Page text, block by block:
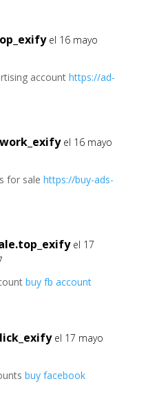
el 16 mayo
account https://ad-
el 16 mayo
for sale https://buy-ads-
el 17
buy fb account
el 17 mayo
buy facebook